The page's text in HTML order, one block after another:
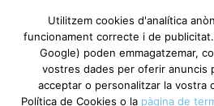
Utilitzem cookies d'analítica
funcionament correcte i de
Google) poden emmagatzemar,
vostres dades per oferir anuncis
acceptar o personalitzar la vostra
Política de Cookies o la pàgina de